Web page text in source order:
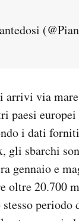
arrivi via
paesi
i dati
gli sbarchi
gennaio e
oltre 20.700
periodo